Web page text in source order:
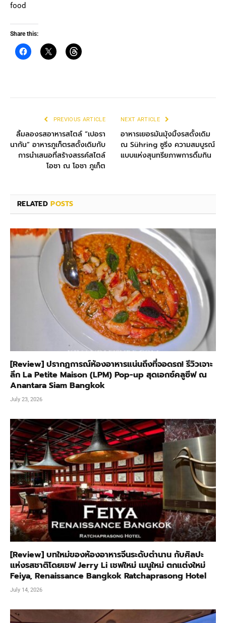
food
Share this:
PREVIOUS ARTICLE
ลิ้มลองรสอาหารสไตล์ “เปอรา
นากัน” อาหารภูเก็ตรสดั้งเดิมกับ
การนำเสนอที่สร้างสรรค์สไตล์
โอชา ณ โอชา ภูเก็ต
NEXT ARTICLE
อาหารเยอรมันมุ้งมิ้งรสดั้งเดิม
ณ Sühring ซูริ่ง ความสมบูรณ์
แบบแห่งสุนทรียภาพการดื่มกิน
RELATEDPOSTS
[Review] ปรากฏการณ์ห้องอาหารแน่นถึงที่จอดรถ! รีวิวเจาะ
ลึก La Petite Maison (LPM) Pop-up สุดเอกซ์คลูซีฟ ณ
Anantara Siam Bangkok
July 23, 2026
[Review] บทใหม่ของห้องอาหารจีนระดับตำนาน กับศิลปะ
แห่งรสชาติโดยเชฟ Jerry Li เชฟใหม่ เมนูใหม่ ตกแต่งใหม่
Feiya, Renaissance Bangkok Ratchaprasong Hotel
July 14, 2026